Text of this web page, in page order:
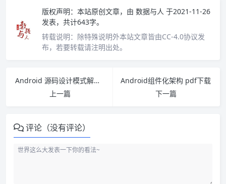
版权声明： 本站原创文章，由 数据与人 于2021-11-26
发表，共计643字。
转载说明： 除特殊说明外本站文章皆由CC-4.0协议发
布，若要转载请注明出处。
Android 源码设计模式解析与实战pdf下载
上一篇
Android组件化架构 pdf下载
下一篇
评论（没有评论）